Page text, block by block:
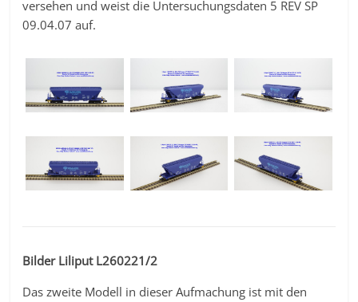
versehen und weist die Untersuchungsdaten 5 REV SP
09.04.07 auf.
Bilder Liliput L260221/2
Das zweite Modell in dieser Aufmachung ist mit den